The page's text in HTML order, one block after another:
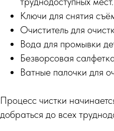
Ключи для снятия
Очиститель для
Вода для промывки
Безворсовая
Ватные палочки для
Процесс чистки
добраться до всех